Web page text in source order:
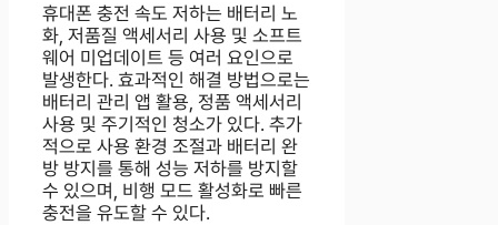
휴대폰 충전 속도 저하는 배터리 노
화, 저품질 액세서리 사용 및 소프트
웨어 미업데이트 등 여러 요인으로
발생한다. 효과적인 해결 방법으로는
배터리 관리 앱 활용, 정품 액세서리
사용 및 주기적인 청소가 있다. 추가
적으로 사용 환경 조절과 배터리 완
방 방지를 통해 성능 저하를 방지할
수 있으며, 비행 모드 활성화로 빠른
충전을 유도할 수 있다.